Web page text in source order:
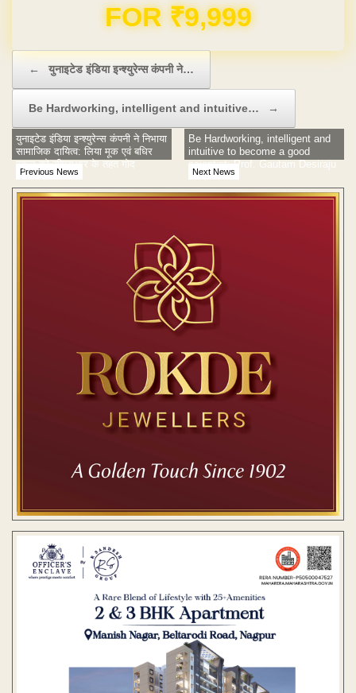
FOR ₹9,999
← युनाइटेड इंडिया इन्श्युरेन्स कंपनी ने…
Be Hardworking, intelligent and intuitive… →
Previous News
युनाइटेड इंडिया इन्श्युरेन्स कंपनी ने निभाया
सामाजिक दायित्व: लिया मूक एवं बधिर
स्कूल को सीएसआर के तहत गोद
Next News
Be Hardworking, intelligent and
intuitive to become a good
scientist: Prof. Gautam Desiraju